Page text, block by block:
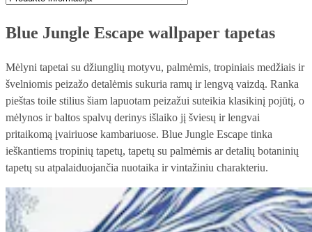
Blue Jungle Escape wallpaper tapetas
Mėlyni tapetai su džiunglių motyvu, palmėmis, tropiniais medžiais ir
švelniomis peizažo detalėmis sukuria ramų ir lengvą vaizdą. Ranka
pieštas toile stilius šiam lapuotam peizažui suteikia klasikinį pojūtį, o
mėlynos ir baltos spalvų derinys išlaiko jį šviesų ir lengvai
pritaikomą įvairiuose kambariuose. Blue Jungle Escape tinka
ieškantiems tropinių tapetų, tapetų su palmėmis ar detalių botaninių
tapetų su atpalaiduojančia nuotaika ir vintažiniu charakteriu.